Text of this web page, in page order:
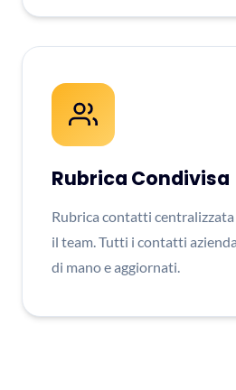
Rubrica Condivisa
Rubrica contatti
il team. Tutti i contatti
di mano e aggiornati.